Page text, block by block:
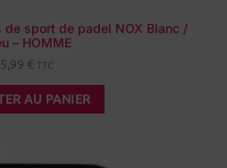
de sport de padel NOX Blanc /
– HOMME
5,99 € TTC
AU PANIER